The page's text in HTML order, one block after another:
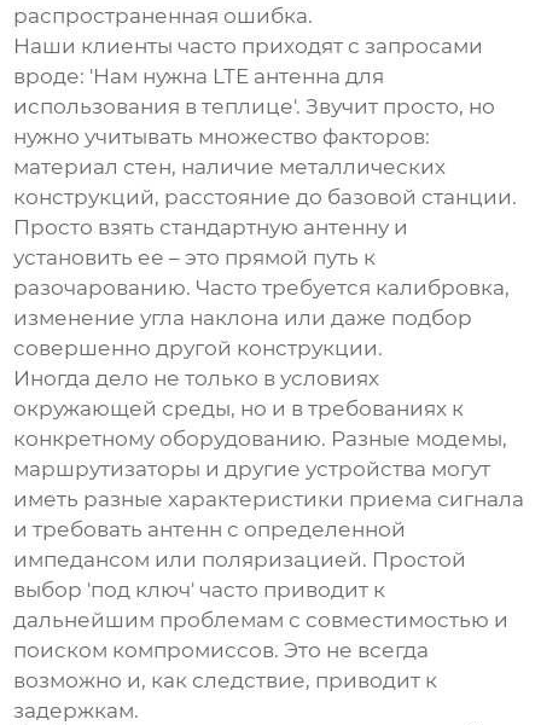
распространенная ошибка.
Наши клиенты часто приходят с запросами
вроде: 'Нам нужна LTE антенна для
использования в теплице'. Звучит просто, но
нужно учитывать множество факторов:
материал стен, наличие металлических
конструкций, расстояние до базовой станции.
Просто взять стандартную антенну и
установить ее – это прямой путь к
разочарованию. Часто требуется калибровка,
изменение угла наклона или даже подбор
совершенно другой конструкции.
Иногда дело не только в условиях
окружающей среды, но и в требованиях к
конкретному оборудованию. Разные модемы,
маршрутизаторы и другие устройства могут
иметь разные характеристики приема сигнала
и требовать антенн с определенной
импедансом или поляризацией. Простой
выбор 'под ключ' часто приводит к
дальнейшим проблемам с совместимостью и
поиском компромиссов. Это не всегда
возможно и, как следствие, приводит к
задержкам.